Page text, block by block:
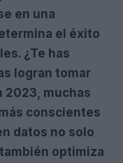
en una
el éxito
¿Te has
logran tomar
2023, muchas
conscientes
datos no solo
optimiza